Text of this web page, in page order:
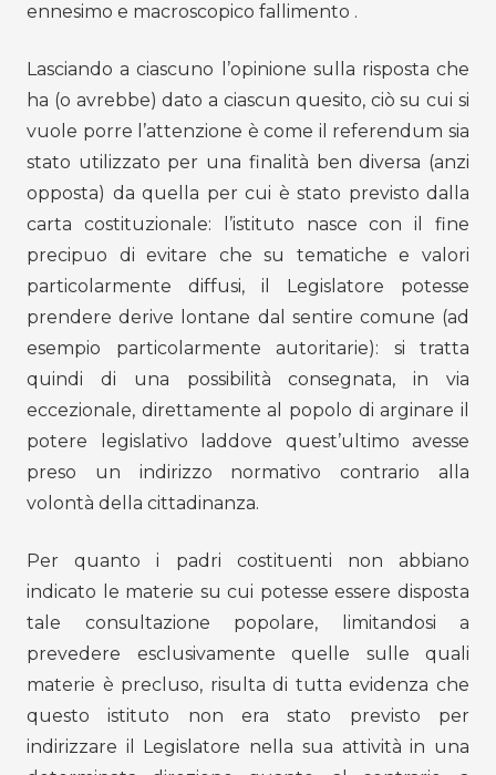
ennesimo e macroscopico fallimento .
Lasciando a ciascuno l’opinione sulla risposta che
ha (o avrebbe) dato a ciascun quesito, ciò su cui si
vuole porre l’attenzione è come il referendum sia
stato utilizzato per una finalità ben diversa (anzi
opposta) da quella per cui è stato previsto dalla
carta costituzionale: l’istituto nasce con il fine
precipuo di evitare che su tematiche e valori
particolarmente diffusi, il Legislatore potesse
prendere derive lontane dal sentire comune (ad
esempio particolarmente autoritarie): si tratta
quindi di una possibilità consegnata, in via
eccezionale, direttamente al popolo di arginare il
potere legislativo laddove quest’ultimo avesse
preso un indirizzo normativo contrario alla
volontà della cittadinanza.
Per quanto i padri costituenti non abbiano
indicato le materie su cui potesse essere disposta
tale consultazione popolare, limitandosi a
prevedere esclusivamente quelle sulle quali
materie è precluso, risulta di tutta evidenza che
questo istituto non era stato previsto per
indirizzare il Legislatore nella sua attività in una